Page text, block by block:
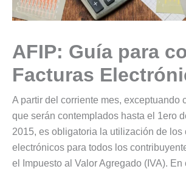
AFIP: Guía para
Facturas
A partir del corriente mes, exceptuando
que serán contemplados hasta el 1ero
2015, es obligatoria la utilización de los
electrónicos para todos los
el Impuesto al Valor Agregado (IVA). En